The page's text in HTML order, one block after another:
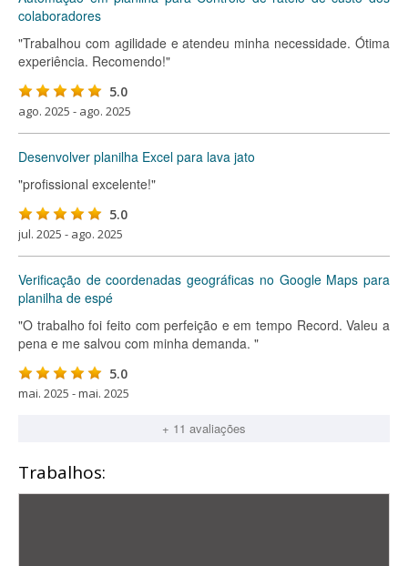
colaboradores
"Trabalhou com agilidade e atendeu minha necessidade. Ótima
experiência. Recomendo!"
5.0
ago. 2025 - ago. 2025
Desenvolver planilha Excel para lava jato
"profissional excelente!"
5.0
jul. 2025 - ago. 2025
Verificação de coordenadas geográficas no Google Maps para
planilha de espé
"O trabalho foi feito com perfeição e em tempo Record. Valeu a
pena e me salvou com minha demanda. "
5.0
mai. 2025 - mai. 2025
+ 11 avaliações
Trabalhos: